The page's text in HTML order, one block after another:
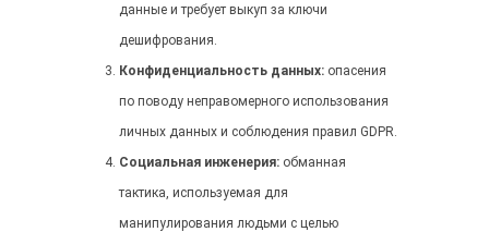
данные и требует выкуп за ключи
дешифрования.
Конфиденциальность данных: опасения
по поводу неправомерного использования
личных данных и соблюдения правил GDPR.
Социальная инженерия: обманная
тактика, используемая для
манипулирования людьми с целью